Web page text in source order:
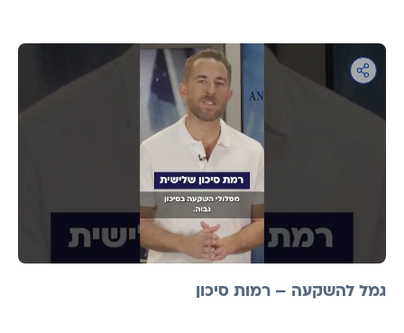
גמל להשקעה – רמות סיכון